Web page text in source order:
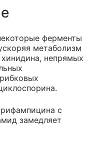
ферменты
метаболизм
непрямых
с
замедляет